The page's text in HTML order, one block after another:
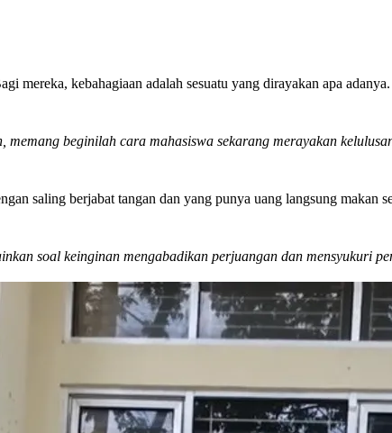
mereka, kebahagiaan adalah sesuatu yang dirayakan apa
memang beginilah cara mahasiswa sekarang merayakan
saling berjabat tangan dan yang punya uang langsung makan
soal keinginan mengabadikan perjuangan dan mensyukuri